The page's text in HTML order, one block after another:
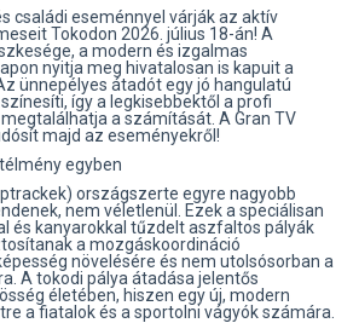
családi eseménnyel várják az aktív
Tokodon 2026. július 18-án! A
a modern és izgalmas
nyitja meg hivatalosan is kapuit a
ünnepélyes átadót egy jó hangulatú
így a legkisebbektől a profi
a számítását. A Gran TV
majd az eseményekről!
egyben
országszerte egyre nagyobb
nem véletlenül. Ezek a speciálisan
és kanyarokkal tűzdelt aszfaltos pályák
a mozgáskoordináció
növelésére és nem utolsósorban a
A tokodi pálya átadása jelentős
életében, hiszen egy új, modern
a fiatalok és a sportolni vágyók számára.